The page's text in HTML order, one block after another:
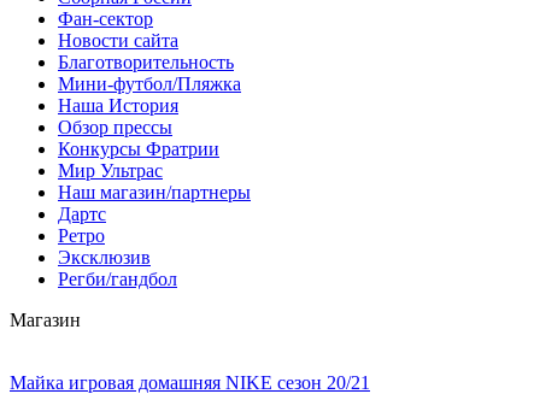
Фан-cектор
Новости сайта
Благотворительность
Мини-футбол/Пляжка
Наша История
Обзор прессы
Конкурсы Фратрии
Мир Ультрас
Наш магазин/партнеры
Дартс
Ретро
Эксклюзив
Регби/гандбол
Магазин
Майка игровая домашняя NIKE сезон 20/21